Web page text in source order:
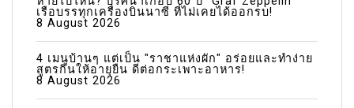
เรือบรรทุกเครื่องบินนาซี ที่ไม่เคยได้ออกรบ!
8 August 2026
4 เมนูบ้านๆ แต่เป็น "ราชาแห่งผัก" อร่อยและทำง่าย
สูตรกินให้อายุยืน ดีต่อกระเพาะอาหาร!
8 August 2026